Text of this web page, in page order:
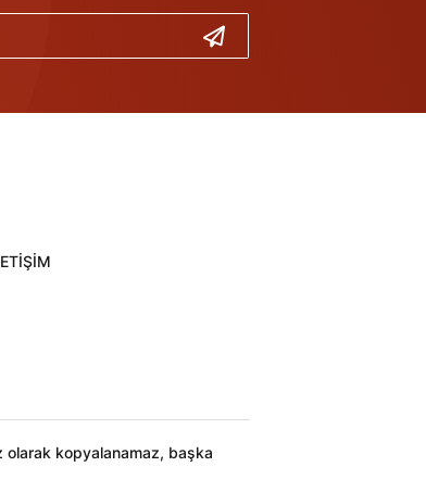
olarak kopyalanamaz, başka